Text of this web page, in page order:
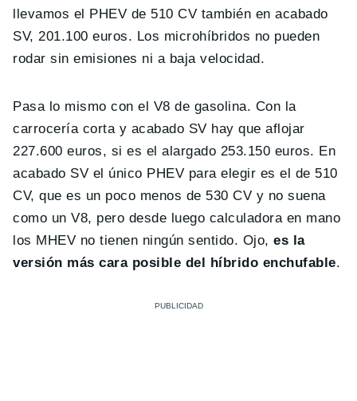
llevamos el PHEV de 510 CV también en acabado
SV, 201.100 euros. Los microhíbridos no pueden
rodar sin emisiones ni a baja velocidad.
Pasa lo mismo con el V8 de gasolina. Con la
carrocería corta y acabado SV hay que aflojar
227.600 euros, si es el alargado 253.150 euros. En
acabado SV el único PHEV para elegir es el de 510
CV, que es un poco menos de 530 CV y no suena
como un V8, pero desde luego calculadora en mano
los MHEV no tienen ningún sentido. Ojo,es la
versión más cara posible del híbrido enchufable.